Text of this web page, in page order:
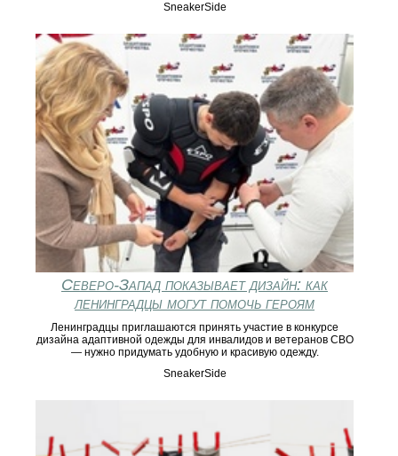
SneakerSide
Северо-Запад показывает дизайн: как
ленинградцы могут помочь героям
Ленинградцы приглашаются принять участие в конкурсе
дизайна адаптивной одежды для инвалидов и ветеранов СВО
— нужно придумать удобную и красивую одежду.
SneakerSide